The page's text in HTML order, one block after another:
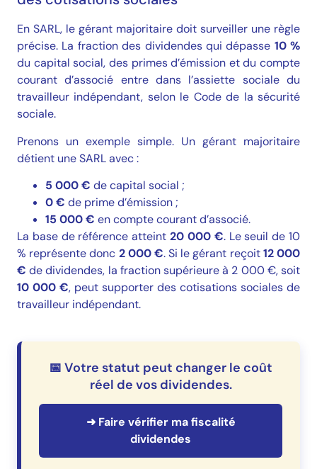
En SARL, le gérant majoritaire doit surveiller une règle
précise. La fraction des dividendes qui dépasse 10 %
du capital social, des primes d’émission et du compte
courant d’associé entre dans l’assiette sociale du
travailleur indépendant, selon le Code de la sécurité
sociale.
Prenons un exemple simple. Un gérant majoritaire
détient une SARL avec :
5 000 € de capital social ;
0 € de prime d’émission ;
15 000 € en compte courant d’associé.
La base de référence atteint20 000 €. Le seuil de 10
% représente donc 2 000 €. Si le gérant reçoit12 000
€ de dividendes, la fraction supérieure à 2 000 €, soit
10 000 €, peut supporter des cotisations sociales de
travailleur indépendant.
📅 Votre statut peut changer le coût
réel de vos dividendes.
➜ Faire vérifier ma fiscalité
dividendes